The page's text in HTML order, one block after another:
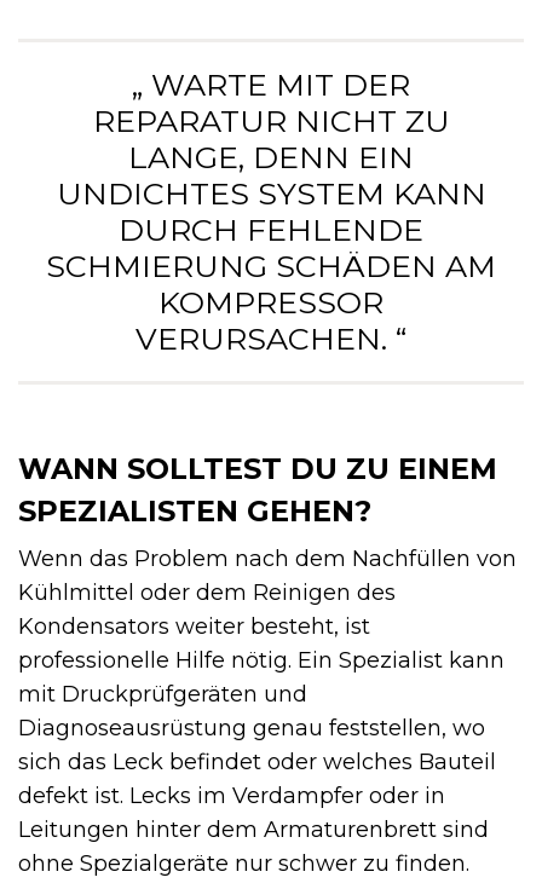
„ WARTE MIT DER
REPARATUR NICHT ZU
LANGE, DENN EIN
UNDICHTES SYSTEM KANN
DURCH FEHLENDE
SCHMIERUNG SCHÄDEN AM
KOMPRESSOR
VERURSACHEN. “
WANN SOLLTEST DU ZU EINEM
SPEZIALISTEN GEHEN?
Wenn das Problem nach dem Nachfüllen von
Kühlmittel oder dem Reinigen des
Kondensators weiter besteht, ist
professionelle Hilfe nötig. Ein Spezialist kann
mit Druckprüfgeräten und
Diagnoseausrüstung genau feststellen, wo
sich das Leck befindet oder welches Bauteil
defekt ist. Lecks im Verdampfer oder in
Leitungen hinter dem Armaturenbrett sind
ohne Spezialgeräte nur schwer zu finden.